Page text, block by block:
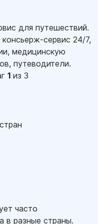
для путешествий.
сервис 24/7,
медицинскую
путеводители.
1 из 3
часто
в разные страны.